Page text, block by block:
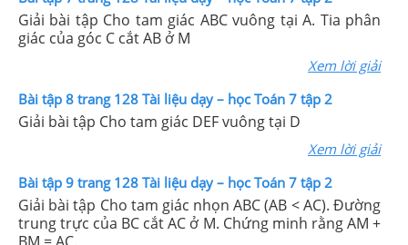
Giải bài tập Cho tam giác ABC vuông tại A. Tia phân
giác của góc C cắt AB ở M
Xem lời giải
Bài tập 8 trang 128 Tài liệu dạy – học Toán 7 tập 2
Giải bài tập Cho tam giác DEF vuông tại D
Xem lời giải
Bài tập 9 trang 128 Tài liệu dạy – học Toán 7 tập 2
Giải bài tập Cho tam giác nhọn ABC (AB < AC). Đường
trung trực của BC cắt AC ở M. Chứng minh rằng AM +